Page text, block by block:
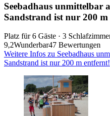
Seebadhaus unmittelbar
Sandstrand ist nur 200
Platz für 6 Gäste · 3
9,2Wunderbar47 Bewertungen
Weitere Infos zu Seebadhaus
Sandstrand ist nur 200 m entfernt!